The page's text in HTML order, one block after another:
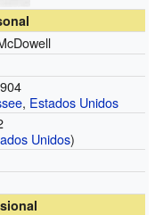
, Estados Unidos
Unidos)